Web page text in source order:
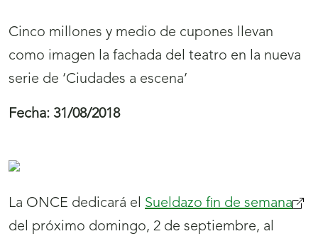
Cinco millones y medio de cupones llevan
como imagen la fachada del teatro en la nueva
serie de ‘Ciudades a escena’
Fecha: 31/08/2018
La ONCE dedicará el Sueldazo fin de semana
del próximo domingo, 2 de septiembre, al